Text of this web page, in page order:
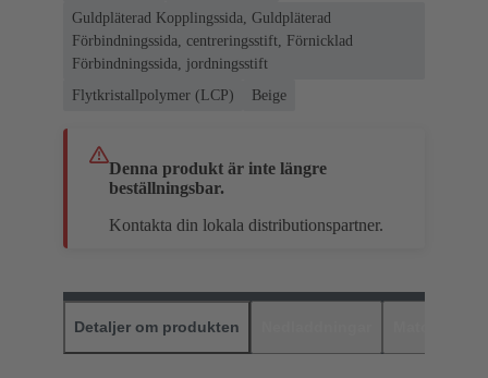
Guldpläterad Kopplingssida, Guldpläterad
Förbindningssida, centreringsstift, Förnicklad
Förbindningssida, jordningsstift
Flytkristallpolymer (LCP)
Beige
Denna produkt är inte längre
beställningsbar.
Kontakta din lokala distributionspartner.
Detaljer om produkten